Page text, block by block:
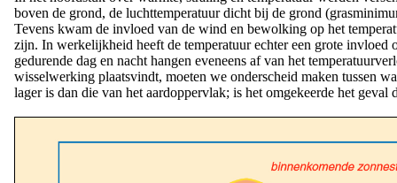
boven de grond, de luchttemperatuur dicht bij de grond
Tevens kwam de invloed van de wind en bewolking op het
zijn. In werkelijkheid heeft de temperatuur echter een grote
gedurende dag en nacht hangen eveneens af van het
wisselwerking plaatsvindt, moeten we onderscheid maken tussen
lager is dan die van het aardoppervlak; is het omgekeerde het